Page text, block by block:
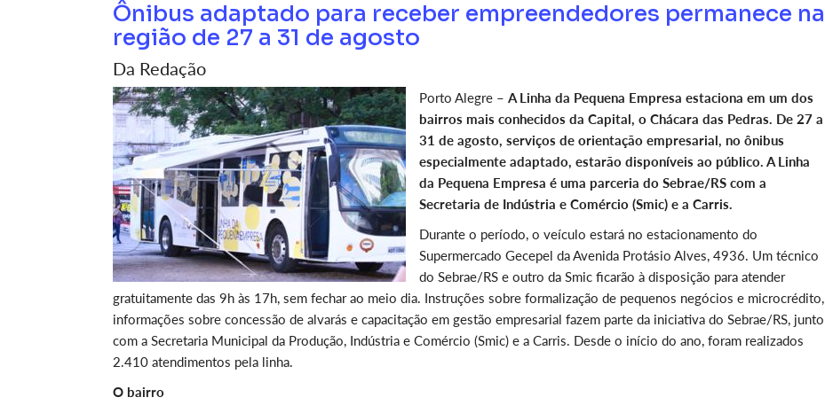
Ônibus adaptado para receber empreendedores permanece na
região de 27 a 31 de agosto
Da Redação
Porto Alegre – A Linha da Pequena Empresa estaciona em um dos
bairros mais conhecidos da Capital, o Chácara das Pedras. De 27 a
31 de agosto, serviços de orientação empresarial, no ônibus
especialmente adaptado, estarão disponíveis ao público. A Linha
da Pequena Empresa é uma parceria do Sebrae/RS com a
Secretaria de Indústria e Comércio (Smic) e a Carris.
Durante o período, o veículo estará no estacionamento do
Supermercado Gecepel da Avenida Protásio Alves, 4936. Um técnico
do Sebrae/RS e outro da Smic ficarão à disposição para atender
gratuitamente das 9h às 17h, sem fechar ao meio dia. Instruções sobre formalização de pequenos negócios e microcrédito,
informações sobre concessão de alvarás e capacitação em gestão empresarial fazem parte da iniciativa do Sebrae/RS, junto
com a Secretaria Municipal da Produção, Indústria e Comércio (Smic) e a Carris. Desde o início do ano, foram realizados
2.410 atendimentos pela linha.
O bairro